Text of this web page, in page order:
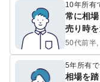
10年所有
常に相
売り時
50代前半
5年所有
相場を